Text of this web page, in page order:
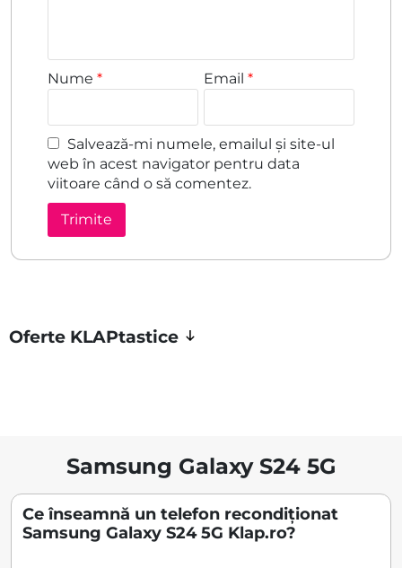
Nume * Email*
Salvează-mi numele, emailul și site-ul
web în acest navigator pentru data
viitoare când o să comentez.
Oferte KLAPtastice
Samsung Galaxy S24 5G
Ce înseamnă un telefon recondiționat
Samsung Galaxy S24 5G Klap.ro?